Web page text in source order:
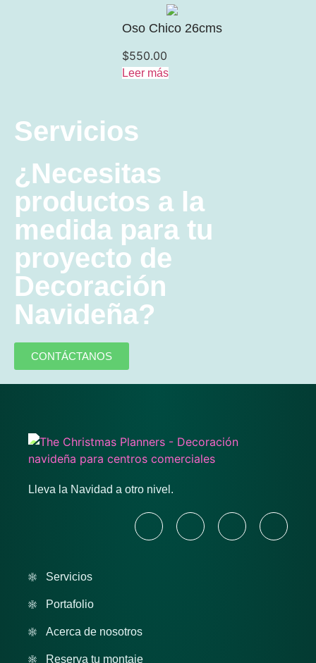
Oso Chico 26cms
$550.00
Leer más
Servicios
¿Necesitas
productos a la
medida para tu
proyecto de
Decoración
Navideña?
CONTÁCTANOS
Lleva la Navidad a otro nivel.
Servicios
Portafolio
Acerca de nosotros
Reserva tu montaje